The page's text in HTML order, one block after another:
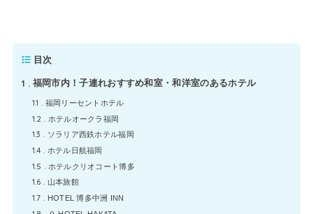
目次
1 福岡市内！子連れおすすめ和室・和洋室のあるホテル
1.1 福岡リーセントホテル
1.2 ホテルオークラ福岡
1.3 ソラリア西鉄ホテル福岡
1.4 ホテル日航福岡
1.5 ホテルクリオコート博多
1.6 山本旅館
1.7 HOTEL 博多中洲 INN